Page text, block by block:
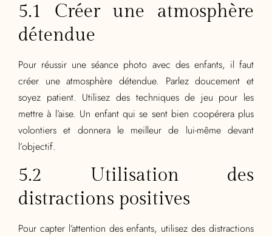
5.1 Créer une atmosphère
détendue
Pour réussir une séance photo avec des enfants, il faut
créer une atmosphère détendue. Parlez doucement et
soyez patient. Utilisez des techniques de jeu pour les
mettre à l’aise. Un enfant qui se sent bien coopérera plus
volontiers et donnera le meilleur de lui-même devant
l’objectif.
5.2 Utilisation des
distractions positives
Pour capter l’attention des enfants, utilisez des distractions